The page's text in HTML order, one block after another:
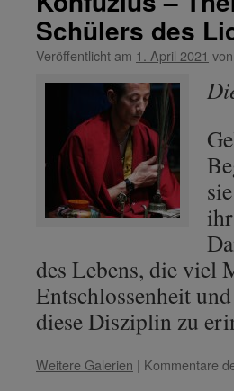
Schülers des
Veröffentlicht am 1. April 2021 von
des Lebens, die viel
Entschlossenheit
diese Disziplin zu
Weitere Galerien | Kommentare